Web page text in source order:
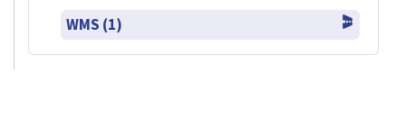
WMS (1)